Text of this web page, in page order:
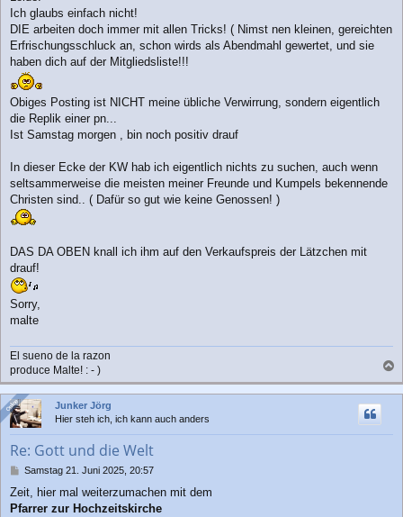
t
r
a
g
Ich glaubs einfach nicht!
DIE arbeiten doch immer mit allen Tricks! ( Nimst nen kleinen, gereichten
Erfrischungsschluck an, schon wirds als Abendmahl gewertet, und sie
haben dich auf der Mitgliedsliste!!!
Obiges Posting ist NICHT meine übliche Verwirrung, sondern eigentlich
die Replik einer pn...
Ist Samstag morgen , bin noch positiv drauf
In dieser Ecke der KW hab ich eigentlich nichts zu suchen, auch wenn
seltsammerweise die meisten meiner Freunde und Kumpels bekennende
Christen sind.. ( Dafür so gut wie keine Genossen! )
DAS DA OBEN knall ich ihm auf den Verkaufspreis der Lätzchen mit
drauf!
Sorry,
malte
El sueno de la razon
produce Malte! : - )
a
c
Junker Jörg
Hier steh ich, ich kann auch anders
Re: Gott und die Welt
B
i
t
Samstag 21. Juni 2025, 20:57
Zeit, hier mal weiterzumachen mit dem
Pfarrer zur Hochzeitskirche
Online
Online